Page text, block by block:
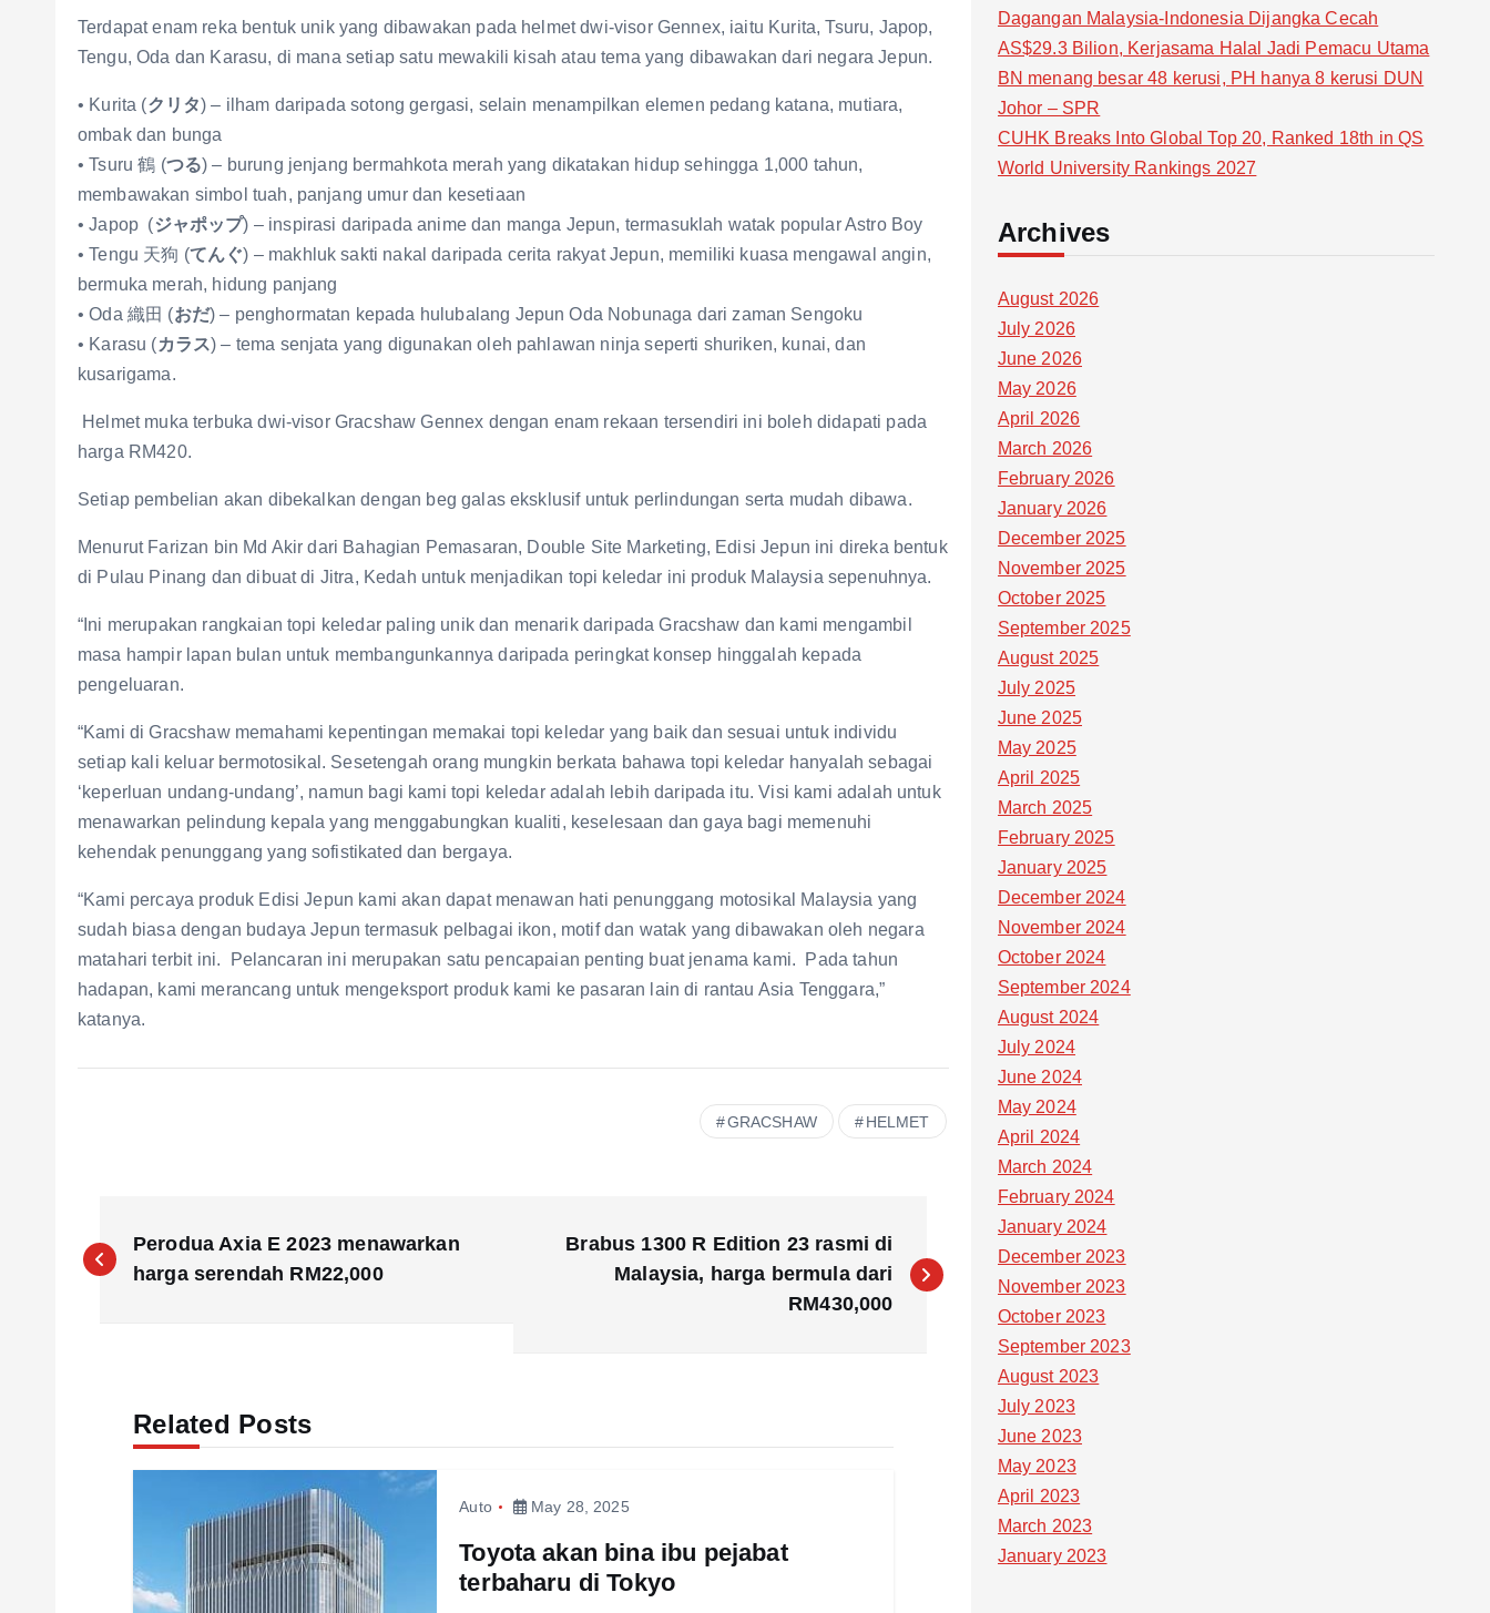
Terdapat enam reka bentuk unik yang dibawakan pada helmet dwi-visor Gennex, iaitu Kurita, Tsuru, Japop,
Tengu, Oda dan Karasu, di mana setiap satu mewakili kisah atau tema yang dibawakan dari negara Jepun.
• Kurita (クリタ) – ilham daripada sotong gergasi, selain menampilkan elemen pedang katana, mutiara,
ombak dan bunga
• Tsuru 鶴 (つる) – burung jenjang bermahkota merah yang dikatakan hidup sehingga 1,000 tahun,
membawakan simbol tuah, panjang umur dan kesetiaan
• Japop (ジャポップ) – inspirasi daripada anime dan manga Jepun, termasuklah watak popular Astro Boy
• Tengu 天狗 (てんぐ) – makhluk sakti nakal daripada cerita rakyat Jepun, memiliki kuasa mengawal angin,
bermuka merah, hidung panjang
• Oda 織田 (おだ) – penghormatan kepada hulubalang Jepun Oda Nobunaga dari zaman Sengoku
• Karasu (カラス) – tema senjata yang digunakan oleh pahlawan ninja seperti shuriken, kunai, dan
kusarigama.
Helmet muka terbuka dwi-visor Gracshaw Gennex dengan enam rekaan tersendiri ini boleh didapati pada
harga RM420.
Setiap pembelian akan dibekalkan dengan beg galas eksklusif untuk perlindungan serta mudah dibawa.
Menurut Farizan bin Md Akir dari Bahagian Pemasaran, Double Site Marketing, Edisi Jepun ini direka bentuk
di Pulau Pinang dan dibuat di Jitra, Kedah untuk menjadikan topi keledar ini produk Malaysia sepenuhnya.
“Ini merupakan rangkaian topi keledar paling unik dan menarik daripada Gracshaw dan kami mengambil
masa hampir lapan bulan untuk membangunkannya daripada peringkat konsep hinggalah kepada
pengeluaran.
“Kami di Gracshaw memahami kepentingan memakai topi keledar yang baik dan sesuai untuk individu
setiap kali keluar bermotosikal. Sesetengah orang mungkin berkata bahawa topi keledar hanyalah sebagai
‘keperluan undang-undang’, namun bagi kami topi keledar adalah lebih daripada itu. Visi kami adalah untuk
menawarkan pelindung kepala yang menggabungkan kualiti, keselesaan dan gaya bagi memenuhi
kehendak penunggang yang sofistikated dan bergaya.
“Kami percaya produk Edisi Jepun kami akan dapat menawan hati penunggang motosikal Malaysia yang
sudah biasa dengan budaya Jepun termasuk pelbagai ikon, motif dan watak yang dibawakan oleh negara
matahari terbit ini. Pelancaran ini merupakan satu pencapaian penting buat jenama kami. Pada tahun
hadapan, kami merancang untuk mengeksport produk kami ke pasaran lain di rantau Asia Tenggara,”
katanya.
GRACSHAW HELMET
o
Perodua Axia E 2023 menawarkan
harga serendah RM22,000
Brabus 1300 R Edition 23 rasmi di
Malaysia, harga bermula dari
RM430,000
Related Posts
Auto May 28, 2025
Toyota akan bina ibu pejabat
terbaharu di Tokyo
Dagangan Malaysia-Indonesia Dijangka Cecah
AS$29.3 Bilion, Kerjasama Halal Jadi Pemacu Utama
BN menang besar 48 kerusi, PH hanya 8 kerusi DUN
Johor – SPR
CUHK Breaks Into Global Top 20, Ranked 18th in QS
World University Rankings 2027
Archives
August 2026
July 2026
June 2026
May 2026
April 2026
March 2026
February 2026
January 2026
December 2025
November 2025
October 2025
September 2025
August 2025
July 2025
June 2025
May 2025
April 2025
March 2025
February 2025
January 2025
December 2024
November 2024
October 2024
September 2024
August 2024
July 2024
June 2024
May 2024
April 2024
March 2024
February 2024
January 2024
December 2023
November 2023
October 2023
September 2023
August 2023
July 2023
June 2023
May 2023
April 2023
March 2023
January 2023